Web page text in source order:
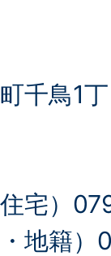
千鳥1
住宅）
・地籍